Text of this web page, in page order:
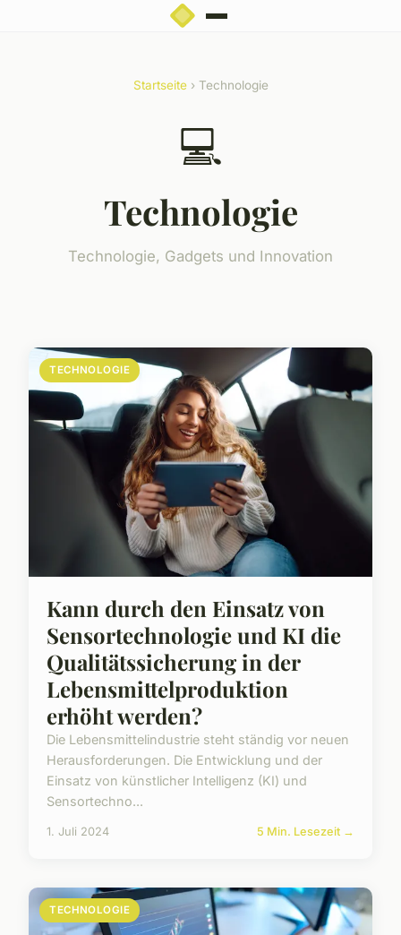
Startseite› Technologie
💻
Technologie
Technologie, Gadgets und Innovation
TECHNOLOGIE
Kann durch den Einsatz von
Sensortechnologie und KI die
Qualitätssicherung in der
Lebensmittelproduktion
erhöht werden?
Die Lebensmittelindustrie steht ständig vor neuen
Herausforderungen. Die Entwicklung und der
Einsatz von künstlicher Intelligenz (KI) und
Sensortechno...
1. Juli 2024 5 Min. Lesezeit →
TECHNOLOGIE